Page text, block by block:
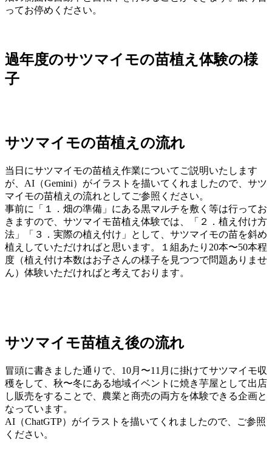
ってお停めください。
過年度のサツマイモの苗植え体験の様
子
サツマイモの苗植えの流れ
当日にサツマイモの苗植え作業についてご説明いたします
が、AI（Gemini）がイラストを描いてくれましたので、サツ
マイモの苗植えの流れとしてご参照ください。
事前に「１．畑の準備」にある黒マルチを敷く等は行ってお
きますので、サツマイモ苗植え体験では、「２．植え付け方
法」「３．実際の植え付け」として、サツマイモの苗を斜め
植えしていただければと思います。１組あたり20本〜50本程
度（植え付け本数はお子さんの様子を見つつで問題ありませ
ん）体験いただければと考えております。
サツマイモ苗植え後の流れ
冒頭に書きました通りで、10月〜11月に掛けてサツマイモ収
穫をして、秋〜冬にある地域イベントに焼き芋屋として出店
し販売をすることで、農業と商売の両方を体験できる企画と
なっています。
AI（ChatGTP）がイラストを描いてくれましたので、ご参照
ください。